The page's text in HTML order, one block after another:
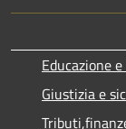
Educazione
Giustizia e